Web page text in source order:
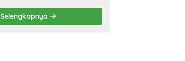
Tertibkan Bangunan Liar di
Ciwandan
Selengkapnya